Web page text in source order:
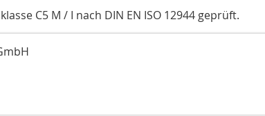
C5 M / I nach DIN EN ISO 12944 geprüft.